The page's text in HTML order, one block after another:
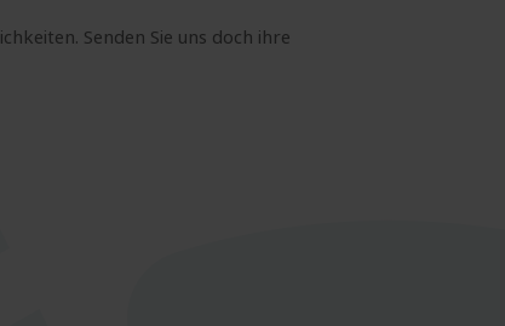
Senden Sie uns doch ihre